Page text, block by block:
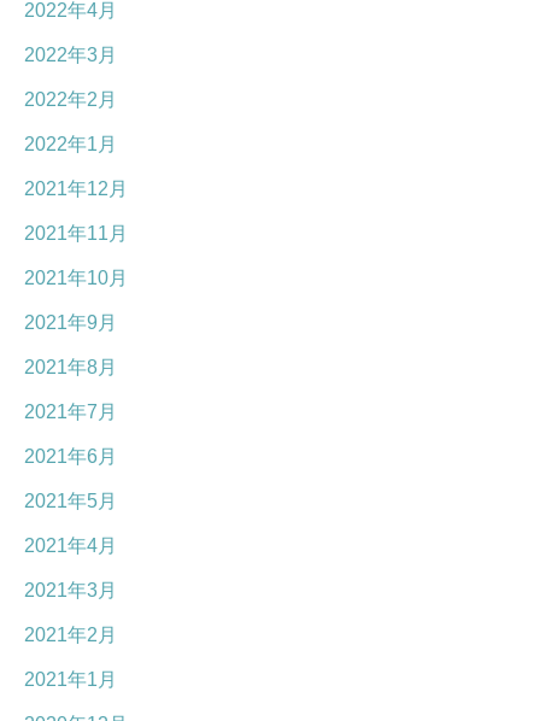
2022年4月
2022年3月
2022年2月
2022年1月
2021年12月
2021年11月
2021年10月
2021年9月
2021年8月
2021年7月
2021年6月
2021年5月
2021年4月
2021年3月
2021年2月
2021年1月